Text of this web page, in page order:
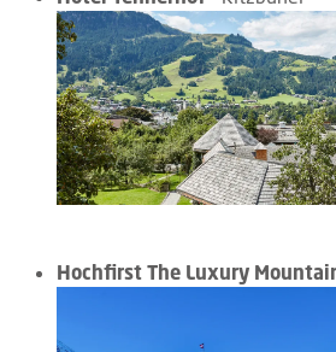
Hochfirst The Luxury